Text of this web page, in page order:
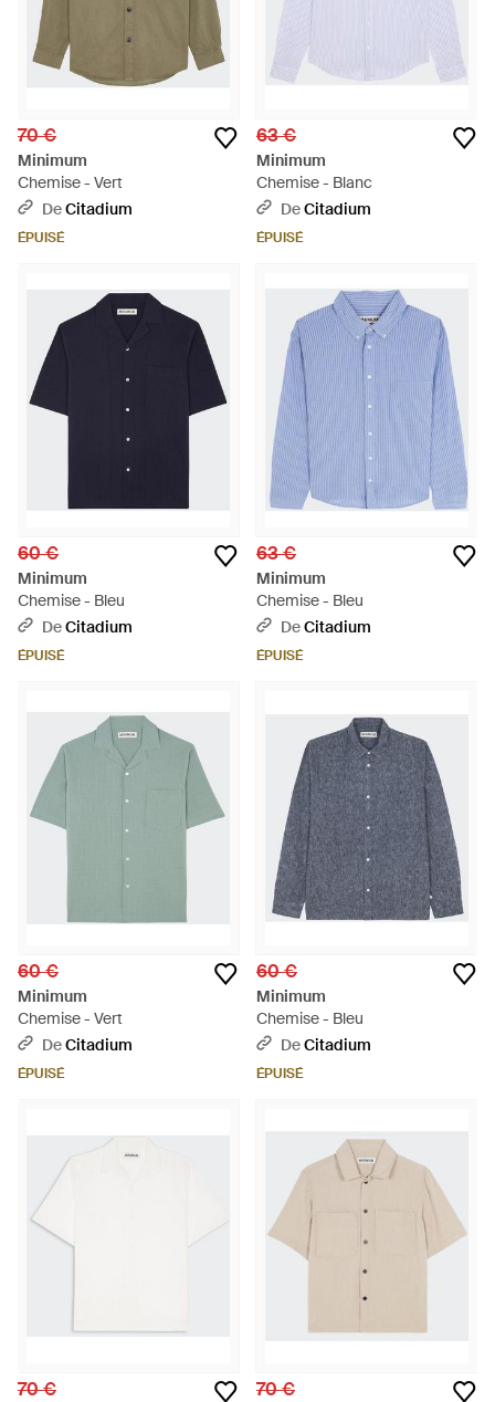
70 €
Minimum
Chemise - Vert
DeCitadium
ÉPUISÉ
63 €
Minimum
Chemise - Blanc
DeCitadium
ÉPUISÉ
60 €
Minimum
Chemise - Bleu
DeCitadium
ÉPUISÉ
63 €
Minimum
Chemise - Bleu
DeCitadium
ÉPUISÉ
60 €
Minimum
Chemise - Vert
DeCitadium
ÉPUISÉ
60 €
Minimum
Chemise - Bleu
DeCitadium
ÉPUISÉ
70 € 70 €